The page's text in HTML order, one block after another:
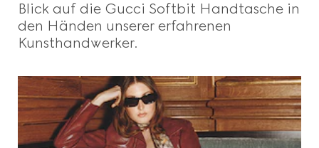
Blick auf die Gucci Softbit Handtasche in
den Händen unserer erfahrenen
Kunsthandwerker.